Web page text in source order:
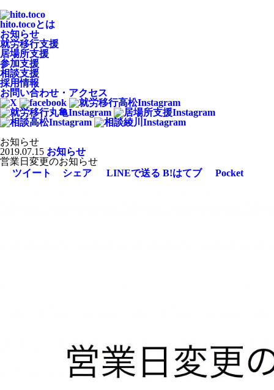
hito.tocoとは
お知らせ
就労移行支援
居場所支援
参加支援
相談支援
採用情報
お問い合わせ・アクセス
お知らせ
2019.07.15 お知らせ
営業日変更のお知らせ
ツイート
シェア LINEで送る B!はてブ Pocket